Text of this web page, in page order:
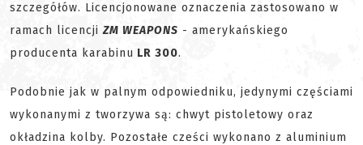
szczegółów. Licencjonowane oznaczenia zastosowano w
ramach licencjiZM WEAPONS - amerykańskiego
producenta karabinu LR 300.
Podobnie jak w palnym odpowiedniku, jedynymi częściami
wykonanymi z tworzywa są: chwyt pistoletowy oraz
okładzina kolby. Pozostałe cześci wykonano z aluminium